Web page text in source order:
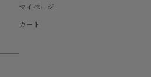
マイページ
カート